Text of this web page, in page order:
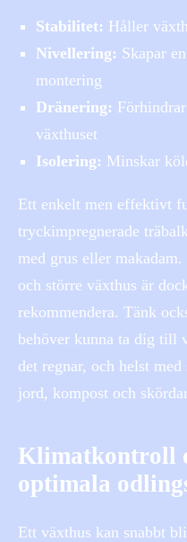
Stabilitet: Håller
Nivellering: Skapar
montering
Dränering:
växthuset
Isolering: Minskar
Ett enkelt men effektivt
tryckimpregnerade
med grus eller
och större växthus är
rekommendera. Tänk
behöver kunna ta dig till
det regnar, och helst
jord, kompost och
Klimatkontroll
optimala
Ett växthus kan snabbt